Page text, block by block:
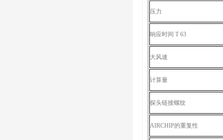
压力
响应时间 T 63
大风速
计算量
探头链接螺纹
AIRCHIP的重复性